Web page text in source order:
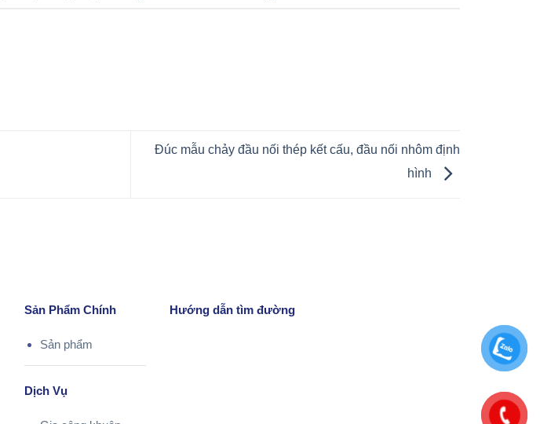
Đúc mẫu chảy đầu nối thép kết cấu, đầu nối nhôm định
hình
Sản Phẩm Chính
Sản phẩm
Dịch Vụ
Hướng dẫn tìm đường